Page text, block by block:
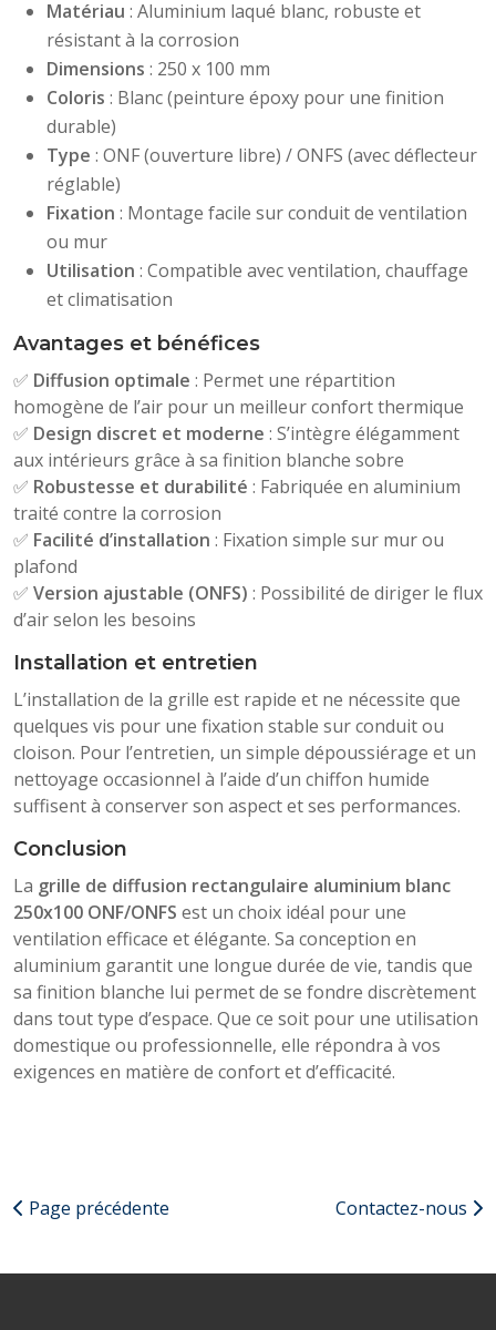
Matériau : Aluminium laqué blanc, robuste et
résistant à la corrosion
Dimensions : 250 x 100 mm
Coloris : Blanc (peinture époxy pour une finition
durable)
Type : ONF (ouverture libre) / ONFS (avec déflecteur
réglable)
Fixation : Montage facile sur conduit de ventilation
ou mur
Utilisation : Compatible avec ventilation, chauffage
et climatisation
Avantages et bénéfices
✅ Diffusion optimale : Permet une répartition
homogène de l’air pour un meilleur confort thermique
✅ Design discret et moderne : S’intègre élégamment
aux intérieurs grâce à sa finition blanche sobre
✅ Robustesse et durabilité : Fabriquée en aluminium
traité contre la corrosion
✅ Facilité d’installation : Fixation simple sur mur ou
plafond
✅ Version ajustable (ONFS) : Possibilité de diriger le flux
d’air selon les besoins
Installation et entretien
L’installation de la grille est rapide et ne nécessite que
quelques vis pour une fixation stable sur conduit ou
cloison. Pour l’entretien, un simple dépoussiérage et un
nettoyage occasionnel à l’aide d’un chiffon humide
suffisent à conserver son aspect et ses performances.
Conclusion
La grille de diffusion rectangulaire aluminium blanc
250x100 ONF/ONFS est un choix idéal pour une
ventilation efficace et élégante. Sa conception en
aluminium garantit une longue durée de vie, tandis que
sa finition blanche lui permet de se fondre discrètement
dans tout type d’espace. Que ce soit pour une utilisation
domestique ou professionnelle, elle répondra à vos
exigences en matière de confort et d’efficacité.
Page précédente Contactez-nous